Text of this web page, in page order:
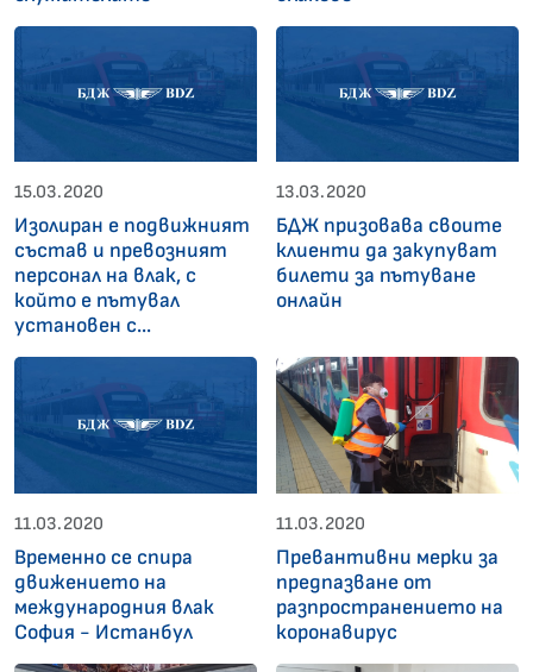
15.03.2020
Изолиран е подвижният
състав и превозният
персонал на влак, с
който е пътувал
установен с...
13.03.2020
БДЖ призовава своите
клиенти да закупуват
билети за пътуване
онлайн
11.03.2020
Временно се спира
движението на
международния влак
София - Истанбул
11.03.2020
Превантивни мерки за
предпазване от
разпространението на
коронавирус